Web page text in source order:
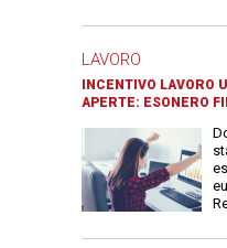
LAVORO
INCENTIVO LAVORO
APERTE: ESONERO